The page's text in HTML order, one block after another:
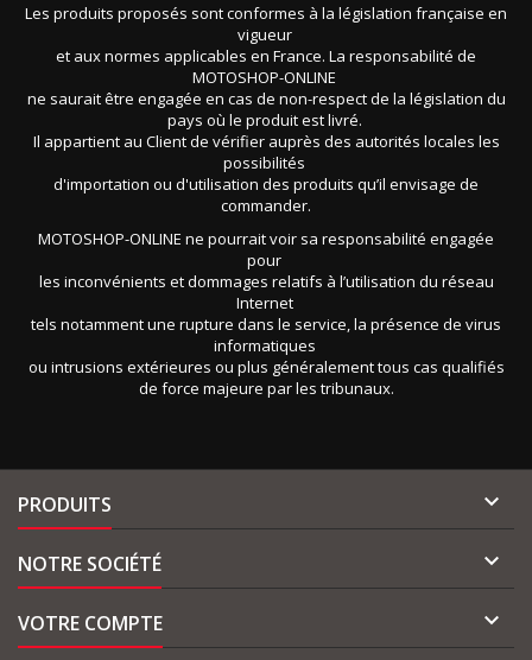
Les produits proposés sont conformes à la législation française en
vigueur
et aux normes applicables en France. La responsabilité de
MOTOSHOP-ONLINE
ne saurait être engagée en cas de non-respect de la législation du
pays où le produit est livré.
Il appartient au Client de vérifier auprès des autorités locales les
possibilités
d'importation ou d'utilisation des produits qu’il envisage de
commander.
MOTOSHOP-ONLINE ne pourrait voir sa responsabilité engagée
pour
les inconvénients et dommages relatifs à l’utilisation du réseau
Internet
tels notamment une rupture dans le service, la présence de virus
informatiques
ou intrusions extérieures ou plus généralement tous cas qualifiés
de force majeure par les tribunaux.
PRODUITS 
NOTRE SOCIÉTÉ 
VOTRE COMPTE 